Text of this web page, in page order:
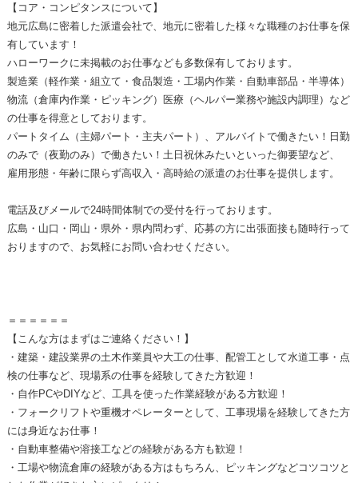
【コア・コンピタンスについて】
地元広島に密着した派遣会社で、地元に密着した様々な職種のお仕事を保
有しています！
ハローワークに未掲載のお仕事なども多数保有しております。
製造業（軽作業・組立て・食品製造・工場内作業・自動車部品・半導体）
物流（倉庫内作業・ピッキング）医療（ヘルパー業務や施設内調理）など
の仕事を得意としております。
パートタイム（主婦パート・主夫パート）、アルバイトで働きたい！日勤
のみで（夜勤のみ）で働きたい！土日祝休みたいといった御要望など、
雇用形態・年齢に限らず高収入・高時給の派遣のお仕事を提供します。
電話及びメールで24時間体制での受付を行っております。
広島・山口・岡山・県外・県内問わず、応募の方に出張面接も随時行って
おりますので、お気軽にお問い合わせください。
＝＝＝＝＝＝
【こんな方はまずはご連絡ください！】
・建築・建設業界の土木作業員や大工の仕事、配管工として水道工事・点
検の仕事など、現場系の仕事を経験してきた方歓迎！
・自作PCやDIYなど、工具を使った作業経験がある方歓迎！
・フォークリフトや重機オペレーターとして、工事現場を経験してきた方
には身近なお仕事！
・自動車整備や溶接工などの経験がある方も歓迎！
・工場や物流倉庫の経験がある方はもちろん、ピッキングなどコツコツと